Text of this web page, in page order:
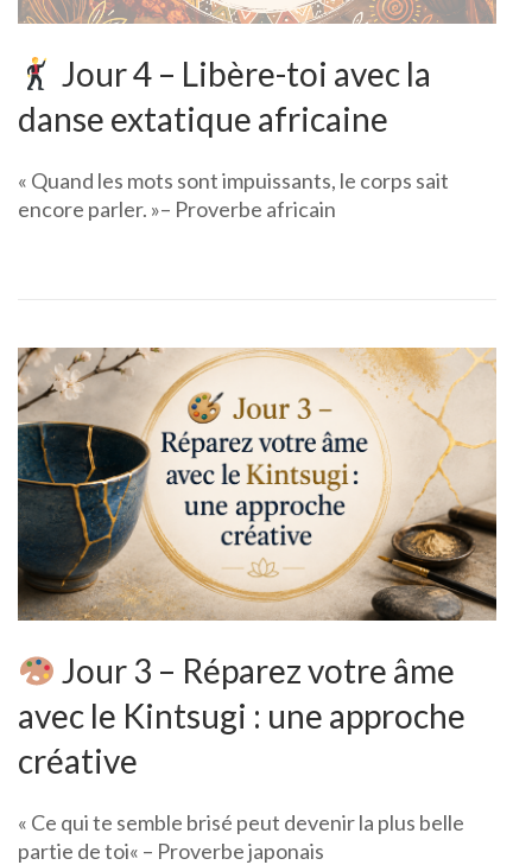
Jour 4 – Libère-toi avec la
danse extatique africaine
« Quand les mots sont impuissants, le corps sait
encore parler. »– Proverbe africain
Jour 3 – Réparez votre âme
avec le Kintsugi : une approche
créative
« Ce qui te semble brisé peut devenir la plus belle
partie de toi« – Proverbe japonais